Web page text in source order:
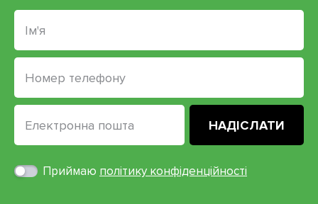
Приймаю політику конфіденційності